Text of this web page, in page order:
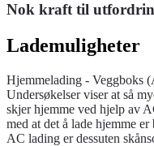
Nok kraft til
Lademuligheter
Hjemmelading - Veggboks
Undersøkelser viser at så
skjer hjemme ved hjelp av
med at det å lade hjemme
AC lading er dessuten